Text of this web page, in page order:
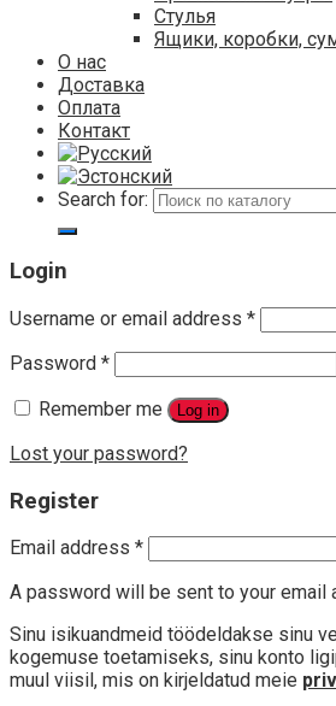
Стулья
Ящики, коробки,
О нас
Доставка
Оплата
Контакт
Search for:
Login
Username or email address *
Password *
Remember me
Log in
Lost your password?
Register
Email address *
A password will be sent to your email
Sinu isikuandmeid töödeldakse sinu
kogemuse toetamiseks, sinu konto
muul viisil, mis on kirjeldatud meie